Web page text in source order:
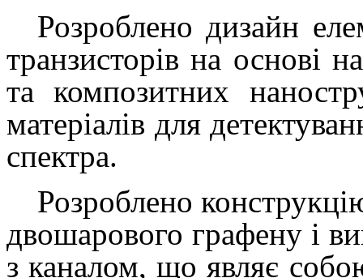
Розроблено дизайн
транзисторів на основі
та композитних
матеріалів для
спектра.
Розроблено
двошарового графену і
з каналом, що являє